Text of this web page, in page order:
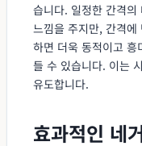
습니다. 일정한 간격
느낌을 주지만, 간격에
하면 더욱 동적이고
들 수 있습니다. 이는
유도합니다.
효과적인 네